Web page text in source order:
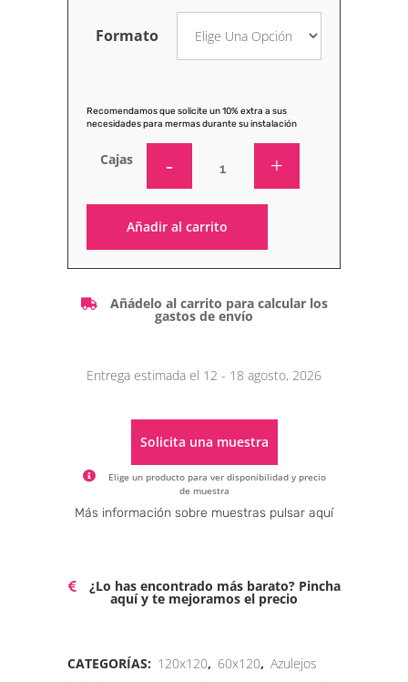
Formato
Recomendamos que solicite un 10% extra a sus
necesidades para mermas durante su instalación
Cajas
Añadir al carrito
Añádelo al carrito para calcular los
gastos de envío
Entrega estimada el 12 - 18 agosto, 2026
Solicita una muestra
Elige un producto para ver disponibilidad y precio
de muestra
Alternative:
Más información sobre muestras pulsar aquí
¿Lo has encontrado más barato? Pincha
aquí y te mejoramos el precio
CATEGORÍAS: 120x120, 60x120, Azulejos